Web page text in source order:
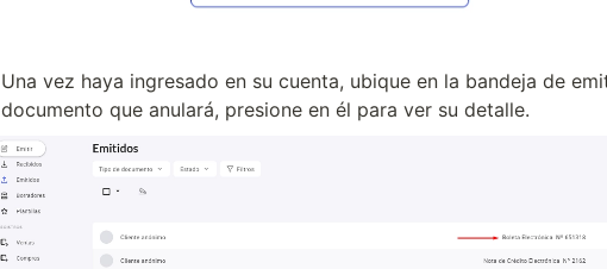
Una vez haya ingresado en su cuenta, ubique en la bandeja de
documento que anulará, presione en él para ver su detalle.